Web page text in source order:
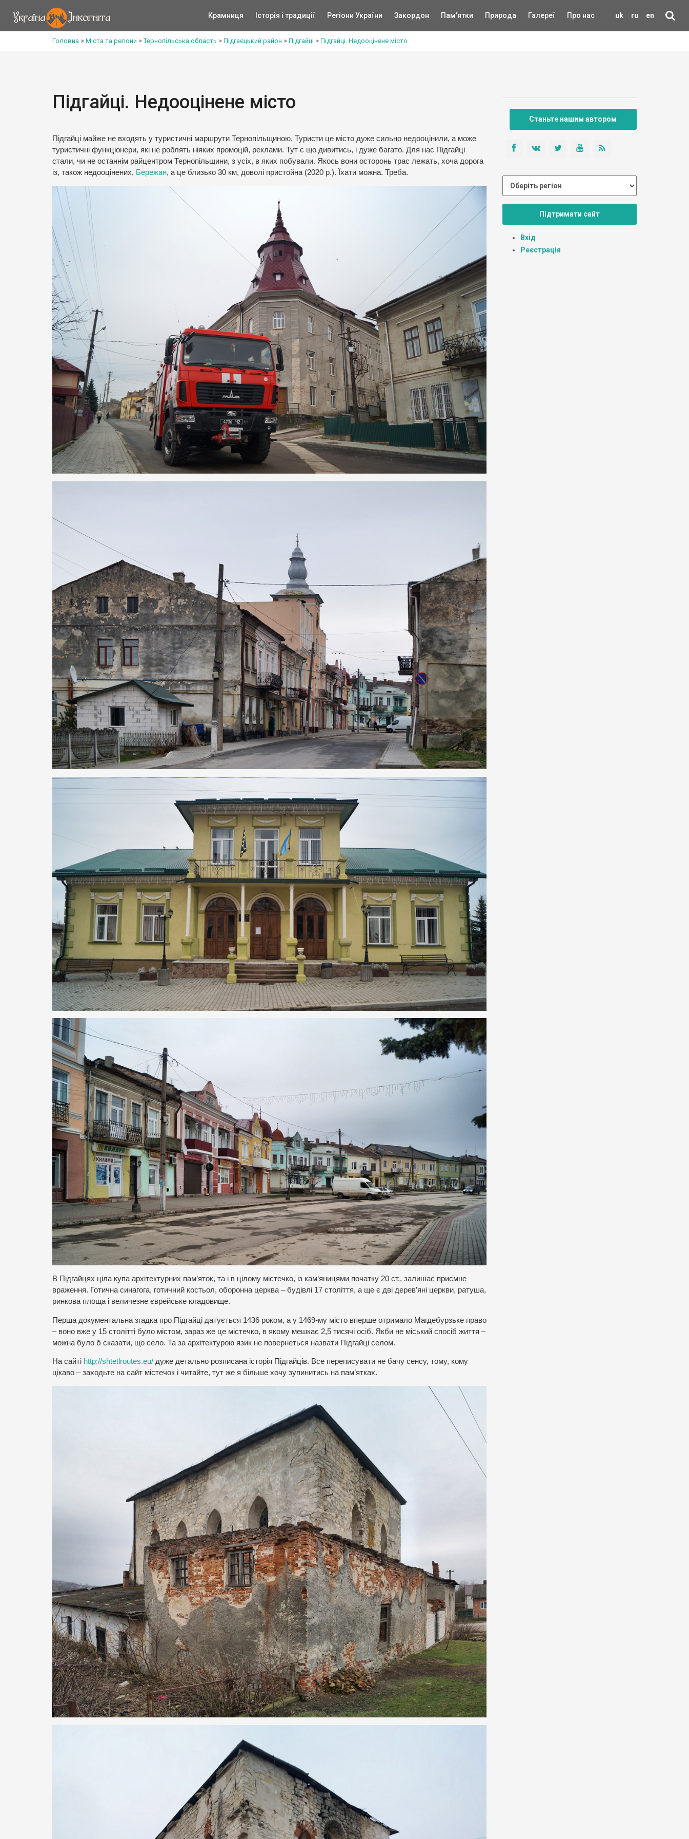
uk ru en
Крамниця Історія і традиції Регіони України Закордон Пам'ятки Природа Галереї Про нас
Головна > Міста та регіони >Тернопільська область > Підгаєцький район > Підгайці > Підгайці. Недооцінене місто
Підгайці. Недооцінене місто
Підгайці майже не входять у туристичні маршрути Тернопільщиною. Туристи це місто дуже сильно недооцінили, а може
туристичні функціонери, які не роблять ніяких промоцій, реклами. Тут є що дивитись, і дуже багато. Для нас Підгайці
стали, чи не останнім райцентром Тернопільщини, з усіх, в яких побували. Якось вони осторонь трас лежать, хоча дорога
із, також недооцінених, Бережан, а це близько 30 км, доволі пристойна (2020 р.). Їхати можна. Треба.
В Підгайцях ціла купа архітектурних пам’яток, та і в цілому містечко, із кам’яницями початку 20 ст., залишає приємне
враження. Готична синагога, готичний костьол, оборонна церква – будівлі 17 століття, а ще є дві дерев’яні церкви, ратуша,
ринкова площа і величезне єврейське кладовище.
Перша документальна згадка про Підгайці датується 1436 роком, а у 1469-му місто вперше отримало Магдебурзьке право
– воно вже у 15 столітті було містом, зараз же це містечко, в якому мешкає 2,5 тисячі осіб. Якби не міський спосіб життя –
можна було б сказати, що село. Та за архітектурою язик не повернеться назвати Підгайці селом.
На сайті http://shtetlroutes.eu/ дуже детально розписана історія Підгайців. Все переписувати не бачу сенсу, тому, кому
цікаво – заходьте на сайт містечок і читайте, тут же я більше хочу зупинитись на пам’ятках.
Станьте нашим автором
Підтримати сайт
Вхід
Реєстрація